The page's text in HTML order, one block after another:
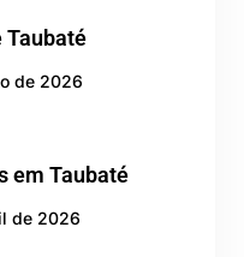
Taubaté
de 2026
em Taubaté
de 2026